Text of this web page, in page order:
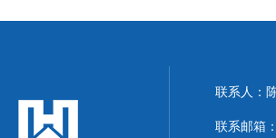
联系人：
联系邮箱